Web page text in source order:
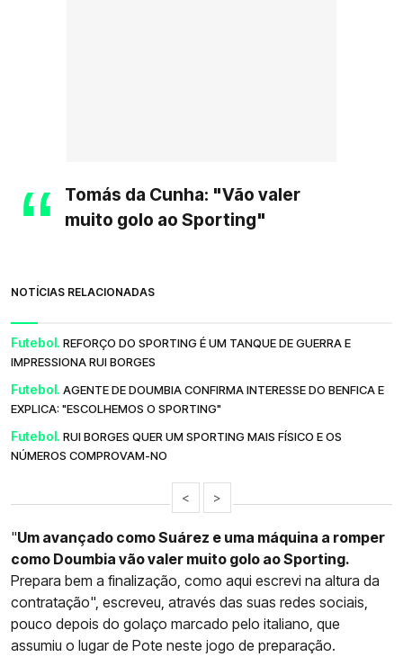
Tomás da Cunha: "Vão valer
muito golo ao Sporting"
NOTÍCIAS RELACIONADAS
Futebol. REFORÇO DO SPORTING É UM TANQUE DE GUERRA E
IMPRESSIONA RUI BORGES
Futebol. AGENTE DE DOUMBIA CONFIRMA INTERESSE DO BENFICA E
EXPLICA: "ESCOLHEMOS O SPORTING"
Futebol. RUI BORGES QUER UM SPORTING MAIS FÍSICO E OS
NÚMEROS COMPROVAM-NO
< >
"Um avançado como Suárez e uma máquina a romper
como Doumbia vão valer muito golo ao Sporting.
Prepara bem a finalização, como aqui escrevi na altura da
contratação", escreveu, através das suas redes sociais,
pouco depois do golaço marcado pelo italiano, que
assumiu o lugar de Pote neste jogo de preparação.